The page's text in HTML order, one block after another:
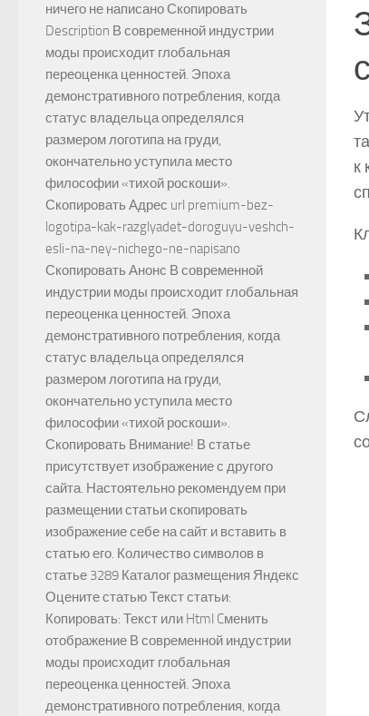
к
ничего не написано Скопировать
Description В современной индустрии
моды происходит глобальная
переоценка ценностей. Эпоха
демонстративного потребления, когда
статус владельца определялся
размером логотипа на груди,
окончательно уступила место
философии «тихой роскоши».
Скопировать Адрес url premium-bez-
logotipa-kak-razglyadet-doroguyu-veshch-
esli-na-ney-nichego-ne-napisano
Скопировать Анонс В современной
индустрии моды происходит глобальная
переоценка ценностей. Эпоха
демонстративного потребления, когда
статус владельца определялся
размером логотипа на груди,
окончательно уступила место
философии «тихой роскоши».
Скопировать Внимание! В статье
присутствует изображение с другого
сайта. Настоятельно рекомендуем при
размещении статьи скопировать
изображение себе на сайт и вставить в
статью его. Количество символов в
статье 3289 Каталог размещения Яндекс
Оцените статью Текст статьи:
Копировать: Текст или Html Cменить
отображение В современной индустрии
моды происходит глобальная
переоценка ценностей. Эпоха
демонстративного потребления, когда